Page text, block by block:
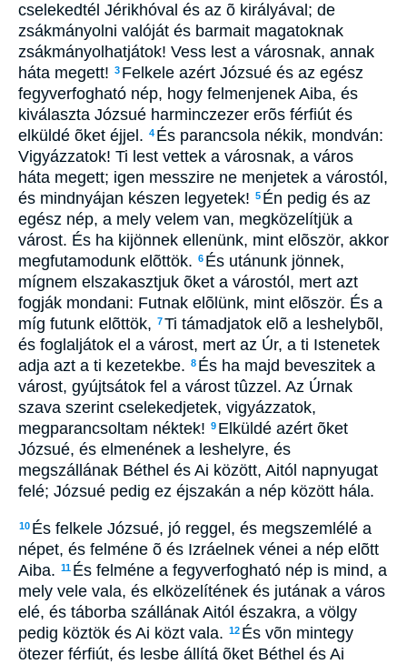
cselekedtél Jérikhóval és az õ királyával; de
zsákmányolni valóját és barmait magatoknak
zsákmányolhatjátok! Vess lest a városnak, annak
háta megett! 3 Felkele azért Józsué és az egész
fegyverfogható nép, hogy felmenjenek Aiba, és
kiválaszta Józsué harminczezer erõs férfiút és
elküldé õket éjjel. 4 És parancsola nékik, mondván:
Vigyázzatok! Ti lest vettek a városnak, a város
háta megett; igen messzire ne menjetek a várostól,
és mindnyájan készen legyetek! 5 Én pedig és az
egész nép, a mely velem van, megközelítjük a
várost. És ha kijönnek ellenünk, mint elõször, akkor
megfutamodunk elõttök. 6 És utánunk jönnek,
mígnem elszakasztjuk õket a várostól, mert azt
fogják mondani: Futnak elõlünk, mint elõször. És a
míg futunk elõttök, 7Ti támadjatok elõ a leshelybõl,
és foglaljátok el a várost, mert az Úr, a ti Istenetek
adja azt a ti kezetekbe. 8 És ha majd beveszitek a
várost, gyújtsátok fel a várost tûzzel. Az Úrnak
szava szerint cselekedjetek, vigyázzatok,
megparancsoltam néktek! 9 Elküldé azért õket
Józsué, és elmenének a leshelyre, és
megszállának Béthel és Ai között, Aitól napnyugat
felé; Józsué pedig ez éjszakán a nép között hála.
10 És felkele Józsué, jó reggel, és megszemlélé a
népet, és felméne õ és Izráelnek vénei a nép elõtt
Aiba. 11 És felméne a fegyverfogható nép is mind, a
mely vele vala, és elközelítének és jutának a város
elé, és táborba szállának Aitól északra, a völgy
pedig köztök és Ai közt vala. 12 És võn mintegy
ötezer férfiút, és lesbe állítá õket Béthel és Ai